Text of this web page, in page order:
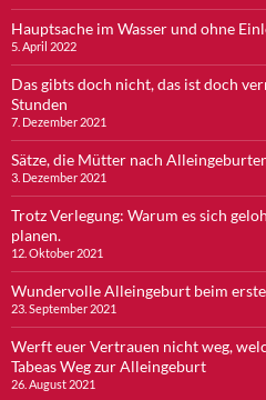
Hauptsache im Wasser und ohne
5. April 2022
Das gibts doch nicht, das ist doch
Stunden
7. Dezember 2021
Sätze, die Mütter nach
3. Dezember 2021
Trotz Verlegung: Warum es sich
planen.
12. Oktober 2021
Wundervolle Alleingeburt beim
23. September 2021
Werft euer Vertrauen nicht weg,
Tabeas Weg zur Alleingeburt
26. August 2021